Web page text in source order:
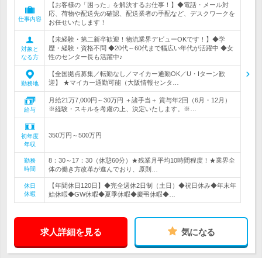
仕事内容
【お客様の「困った」を解決するお仕事！】◆電話・メール対
応、荷物や配送先の確認、配送業者の手配など、デスクワークを
お任せいたします！
対象と
なる方
【未経験・第二新卒歓迎！物流業界デビューOKです！】◆学
歴・経験・資格不問 ◆20代～60代まで幅広い年代が活躍中 ◆女
性のセンター長も活躍中♪
勤務地
【全国拠点募集／転勤なし／マイカー通勤OK／U・Iターン歓
迎】 ★マイカー通勤可能（大阪情報センタ…
給与
月給21万7,000円～30万円 ＋諸手当＋ 賞与年2回（6月・12月）
※経験・スキルを考慮の上、決定いたします。※…
初年度
年収
350万円～500万円
勤務
時間
8：30～17：30（休憩60分）★残業月平均10時間程度！★業界全
体の働き方改革が進んでおり、原則…
休日
休暇
【年間休日120日】◆完全週休2日制（土日）◆祝日休み◆年末年
始休暇◆GW休暇◆夏季休暇◆慶弔休暇◆…
求人詳細を見る 気になる